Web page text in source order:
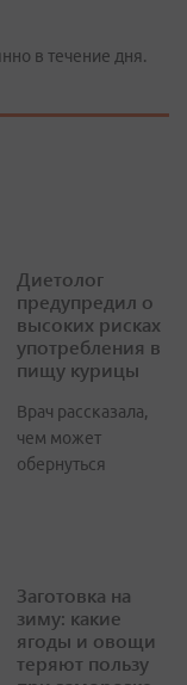
в течение дня.
Диетолог
предупредил о
высоких рисках
употребления в
пищу курицы
Врач рассказала,
чем может
обернуться
Заготовка на
зиму: какие
ягоды и овощи
теряют пользу